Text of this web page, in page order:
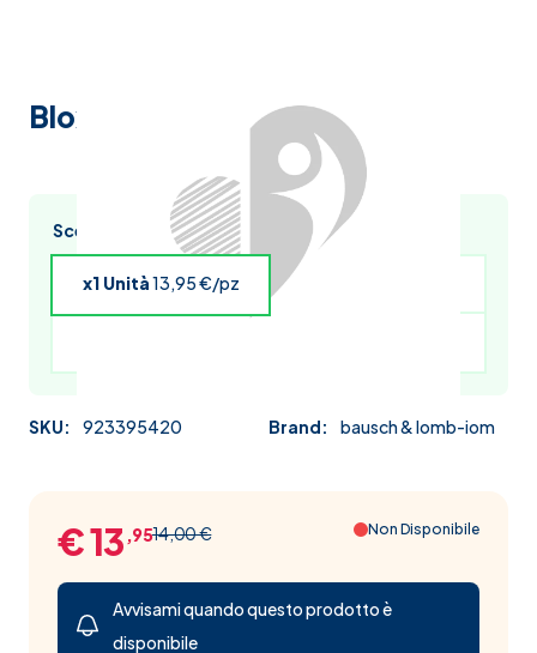
Bloxoto gocce flacone 15 ml
Scegli l’acquisto multiplo e risparmia
x1 Unità13,95 €/pz
SKU: 923395420 Brand: bausch & lomb-iom
14,00 €
€ 13 ,95 Non Disponibile
Avvisami quando questo prodotto è
disponibile